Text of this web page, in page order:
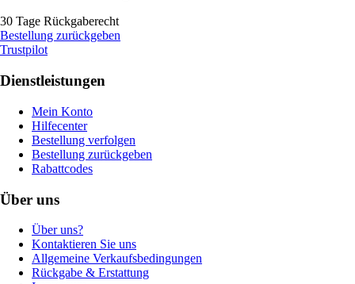
30 Tage Rückgaberecht
Bestellung zurückgeben
Trustpilot
Dienstleistungen
Mein Konto
Hilfecenter
Bestellung verfolgen
Bestellung zurückgeben
Rabattcodes
Über uns
Über uns?
Kontaktieren Sie uns
Allgemeine Verkaufsbedingungen
Rückgabe & Erstattung